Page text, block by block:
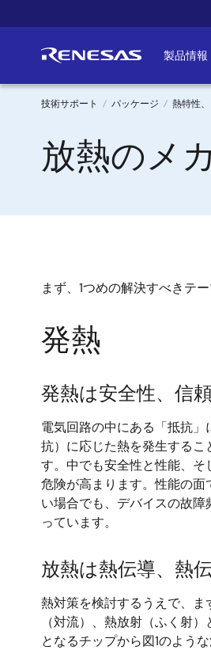
イ
ン
製品情報
パ
ン
く
技術サポート パッケージ 熱特性
放熱のメ
まず、1つめの解決すべきテ
発熱
発熱は安全性、信
電気回路の中にある「抵抗
抗）に応じた熱を発生する
す。中でも安全性と性能、
危険が高まります。性能の
い場合でも、デバイスの故
っています。
放熱は熱伝導、熱
熱対策を検討するうえで、
（対流）、熱放射（ふく射
となるチップから図1のよう